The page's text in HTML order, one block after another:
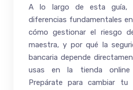
A lo largo de esta guía,
diferencias fundamentales
cómo gestionar el riesgo
maestra, y por qué la
bancaria depende
usas en la tienda online
Prepárate para cambiar